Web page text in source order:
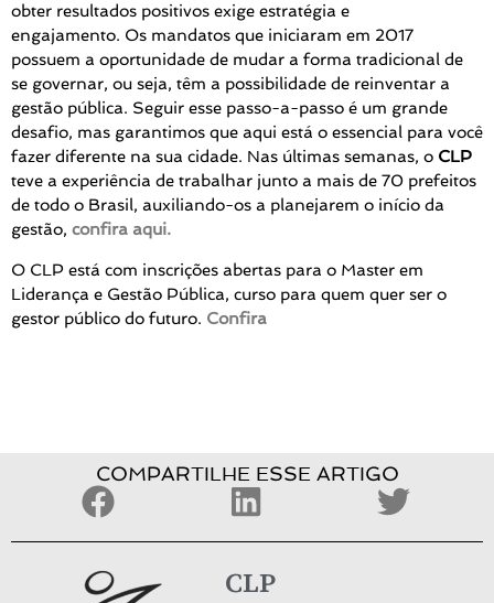
obter resultados positivos exige estratégia e
engajamento. Os mandatos que iniciaram em 2017
possuem a oportunidade de mudar a forma tradicional de
se governar, ou seja, têm a possibilidade de reinventar a
gestão pública. Seguir esse passo-a-passo é um grande
desafio, mas garantimos que aqui está o essencial para você
fazer diferente na sua cidade. Nas últimas semanas, o CLP
teve a experiência de trabalhar junto a mais de 70 prefeitos
de todo o Brasil, auxiliando-os a planejarem o início da
gestão, confira aqui.
O CLP está com inscrições abertas para o Master em
Liderança e Gestão Pública, curso para quem quer ser o
gestor público do futuro. Confira
COMPARTILHE ESSE ARTIGO
CLP